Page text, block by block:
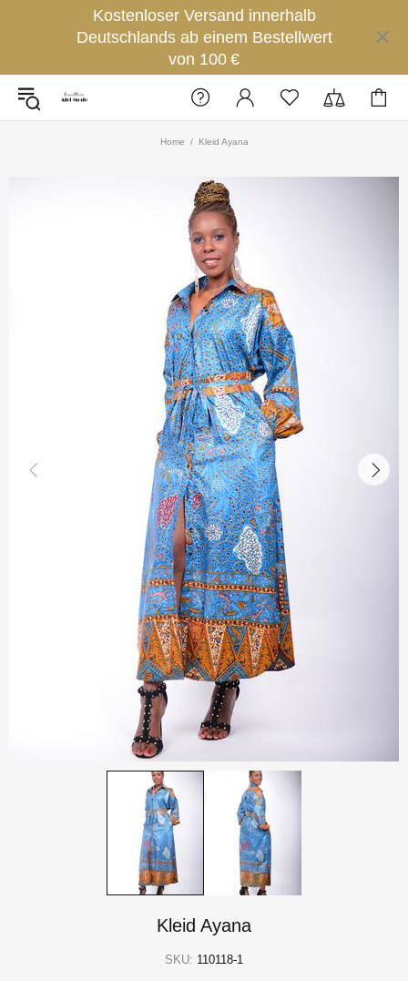
Kostenloser Versand innerhalb
Deutschlands ab einem Bestellwert
von 100 €
Home Kleid Ayana
Kleid Ayana
SKU: 110118-1